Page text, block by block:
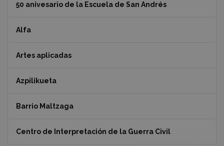
50 anivesario de la Escuela de San Andrés
Alfa
Artes aplicadas
Azpilikueta
Barrio Maltzaga
Centro de Interpretación de la Guerra Civil